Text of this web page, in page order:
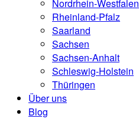
Nordrhein-Westfalen
Rheinland-Pfalz
Saarland
Sachsen
Sachsen-Anhalt
Schleswig-Holstein
Thüringen
Über uns
Blog